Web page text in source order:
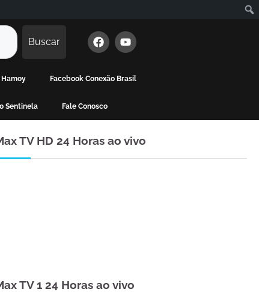
Buscar
Facebook Conexão Brasil
Sentinela Fale Conosco
TV HD 24 Horas ao vivo
TV 1 24 Horas ao vivo